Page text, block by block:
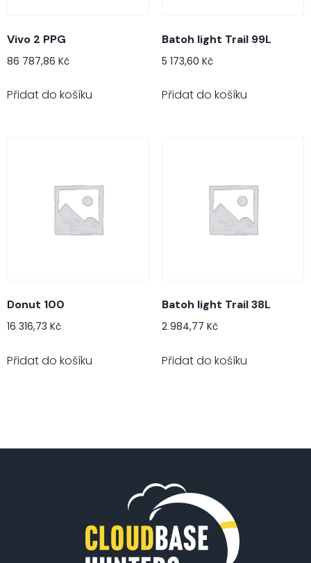
Vivo 2 PPG
86 787,86 Kč
Přidat do košíku
Batoh light Trail 99L
5 173,60 Kč
Přidat do košíku
Donut 100
16 316,73 Kč
Přidat do košíku
Batoh light Trail 38L
2 984,77 Kč
Přidat do košíku